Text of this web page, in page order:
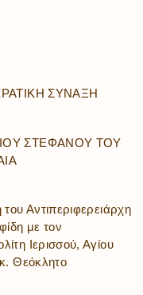
ΣΥΝΑΞΗ
ΣΤΕΦΑΝΟΥ ΤΟΥ
Αντιπεριφερειάρχη
με τον
Ιερισσού, Αγίου
Θεόκλητο